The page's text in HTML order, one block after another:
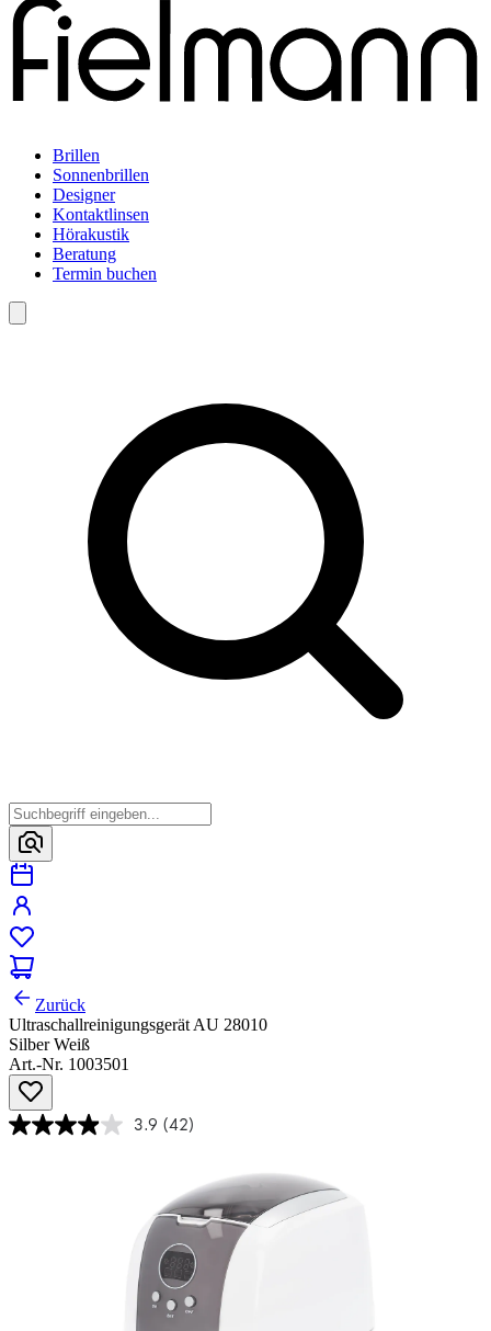
Brillen
Sonnenbrillen
Designer
Kontaktlinsen
Hörakustik
Beratung
Termin buchen
Zurück
Ultraschallreinigungsgerät AU 28010
Silber Weiß
Art.-Nr. 1003501
3.9 (42)